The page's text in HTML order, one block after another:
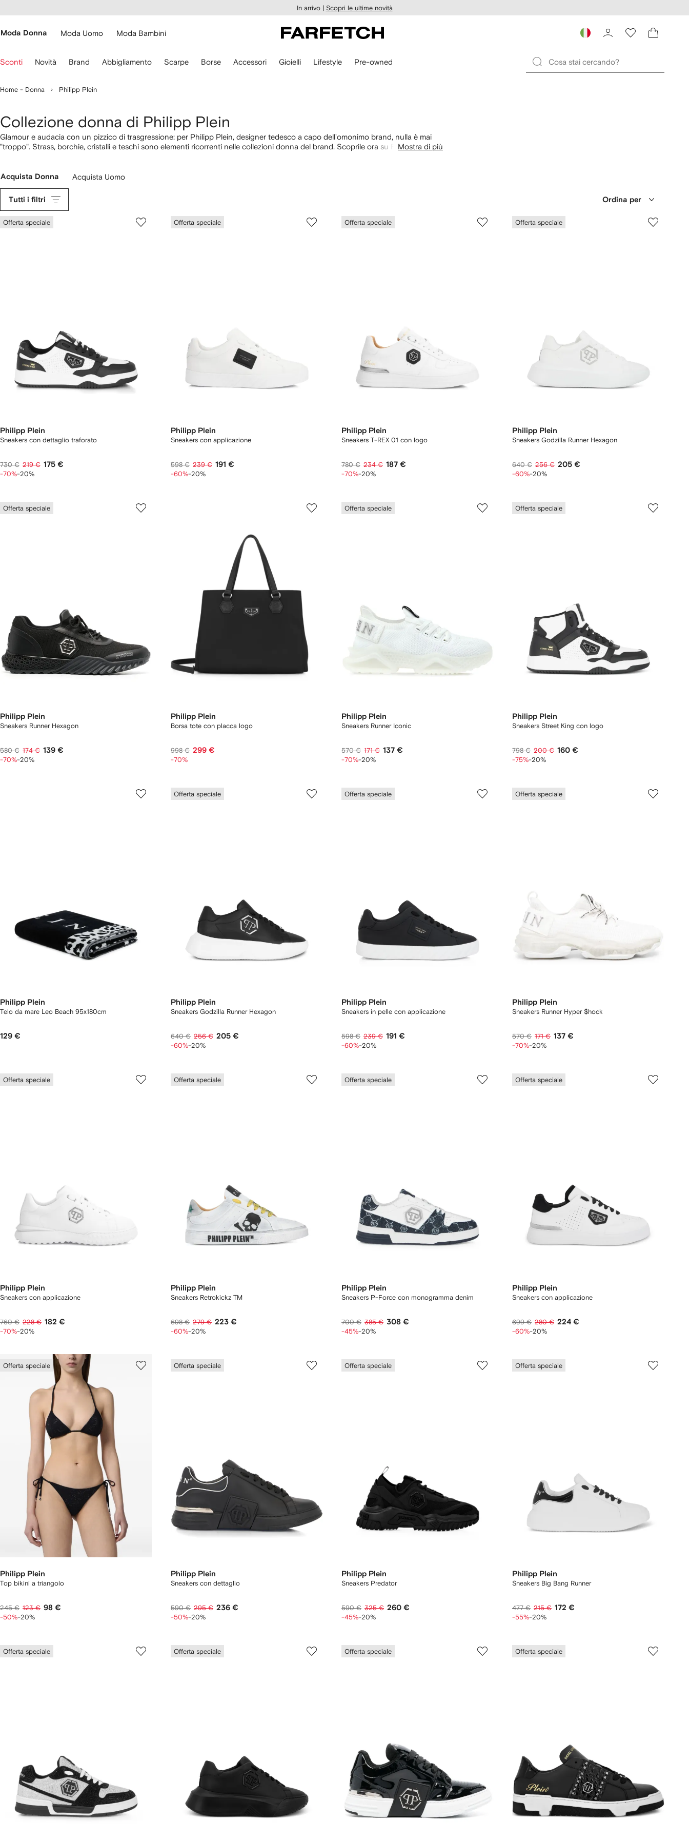
In arrivo | Scopri le ultime novità
Moda Donna Moda Uomo Moda Bambini
Sconti Novità Brand Abbigliamento Scarpe Borse Accessori Gioielli Lifestyle Pre-owned
Home - Donna Philipp Plein
Collezione donna di Philipp Plein
Glamour e audacia con un pizzico di trasgressione: per Philipp Plein, designer tedesco a capo dell'omonimo brand, nulla è mai
"troppo". Strass, borchie, cristalli e teschi sono elementi ricorrenti nelle collezioni donna del brand. Scoprile ora su FARFETCH e
Mostra di più
Acquista Donna Acquista Uomo
Tutti i filtri Ordina per
Offerta speciale
Philipp Plein
Sneakers con dettaglio traforato
730 € 219 € 175 €
-70%-20%
Offerta speciale
Philipp Plein
Sneakers con applicazione
598 € 239 € 191 €
-60%-20%
Offerta speciale
Philipp Plein
Sneakers T-REX 01 con logo
780 € 234 € 187 €
-70%-20%
Offerta speciale
Philipp Plein
Sneakers Godzilla Runner Hexagon
640 € 256 € 205 €
-60%-20%
Offerta speciale
Philipp Plein
Sneakers Runner Hexagon
580 € 174 € 139 €
-70%-20%
Philipp Plein
Borsa tote con placca logo
998 € 299 €
-70%
Offerta speciale
Philipp Plein
Sneakers Runner Iconic
570 € 171 € 137 €
-70%-20%
Offerta speciale
Philipp Plein
Sneakers Street King con logo
798 € 200 € 160 €
-75%-20%
Philipp Plein
Telo da mare Leo Beach 95x180cm
129 €
Offerta speciale
Philipp Plein
Sneakers Godzilla Runner Hexagon
640 € 256 € 205 €
-60%-20%
Offerta speciale
Philipp Plein
Sneakers in pelle con applicazione
598 € 239 € 191 €
-60%-20%
Offerta speciale
Philipp Plein
Sneakers Runner Hyper $hock
570 € 171 € 137 €
-70%-20%
Offerta speciale
Philipp Plein
Sneakers con applicazione
760 € 228 € 182 €
-70%-20%
Offerta speciale
Philipp Plein
Sneakers Retrokickz TM
698 € 279 € 223 €
-60%-20%
Offerta speciale
Philipp Plein
Sneakers P-Force con monogramma denim
700 € 385 € 308 €
-45%-20%
Offerta speciale
Philipp Plein
Sneakers con applicazione
699 € 280 € 224 €
-60%-20%
Offerta speciale
Philipp Plein
Top bikini a triangolo
245 € 123 € 98 €
-50%-20%
Offerta speciale
Philipp Plein
Sneakers con dettaglio
590 € 295 € 236 €
-50%-20%
Offerta speciale
Philipp Plein
Sneakers Predator
590 € 325 € 260 €
-45%-20%
Offerta speciale
Philipp Plein
Sneakers Big Bang Runner
477 € 215 € 172 €
-55%-20%
Offerta speciale Offerta speciale Offerta speciale Offerta speciale